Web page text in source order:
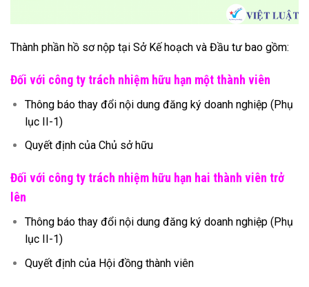
Thành phần hồ sơ nộp tại Sở Kế hoạch và Đầu tư bao gồm:
Đối với công ty trách nhiệm hữu hạn một thành viên
Thông báo thay đổi nội dung đăng ký doanh nghiệp (Phụ
lục II-1)
Quyết định của Chủ sở hữu
Đối với công ty trách nhiệm hữu hạn hai thành viên trở
lên
Thông báo thay đổi nội dung đăng ký doanh nghiệp (Phụ
lục II-1)
Quyết định của Hội đồng thành viên